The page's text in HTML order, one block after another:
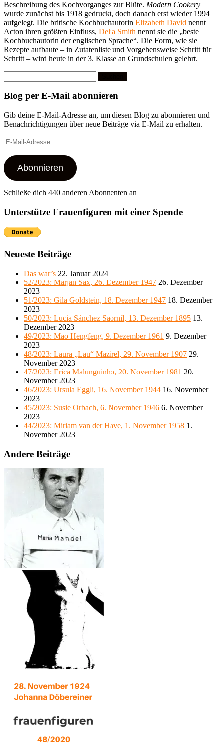
Beschreibung des Kochvorganges zur Blüte. Modern Cookery
wurde zunächst bis 1918 gedruckt, doch danach erst wieder 1994
aufgelegt. Die britische Kochbuchautorin Elizabeth David nennt
Acton ihren größten Einfluss, Delia Smith nennt sie die „beste
Kochbuchautorin der englischen Sprache“. Die Form, wie sie
Rezepte aufbaute – in Zutatenliste und Vorgehensweise Schritt für
Schritt – wird heute in der 3. Klasse an Grundschulen gelehrt.
nach:
Blog per E-Mail abonnieren
Gib deine E-Mail-Adresse an, um diesen Blog zu abonnieren und
Benachrichtigungen über neue Beiträge via E-Mail zu erhalten.
E-
Mail-
Adresse
Abonnieren
Schließe dich 440 anderen Abonnenten an
Unterstütze Frauenfiguren mit einer Spende
Neueste Beiträge
Das war’s 22. Januar 2024
52/2023: Marjan Sax, 26. Dezember 1947 26. Dezember
2023
51/2023: Gila Goldstein, 18. Dezember 1947 18. Dezember
2023
50/2023: Lucia Sánchez Saornil, 13. Dezember 1895 13.
Dezember 2023
49/2023: Mao Hengfeng, 9. Dezember 1961 9. Dezember
2023
48/2023: Laura „Lau“ Mazirel, 29. November 1907 29.
November 2023
47/2023: Erica Malunguinho, 20. November 1981 20.
November 2023
46/2023: Ursula Eggli, 16. November 1944 16. November
2023
45/2023: Susie Orbach, 6. November 1946 6. November
2023
44/2023: Miriam van der Have, 1. November 1958 1.
November 2023
Andere Beiträge